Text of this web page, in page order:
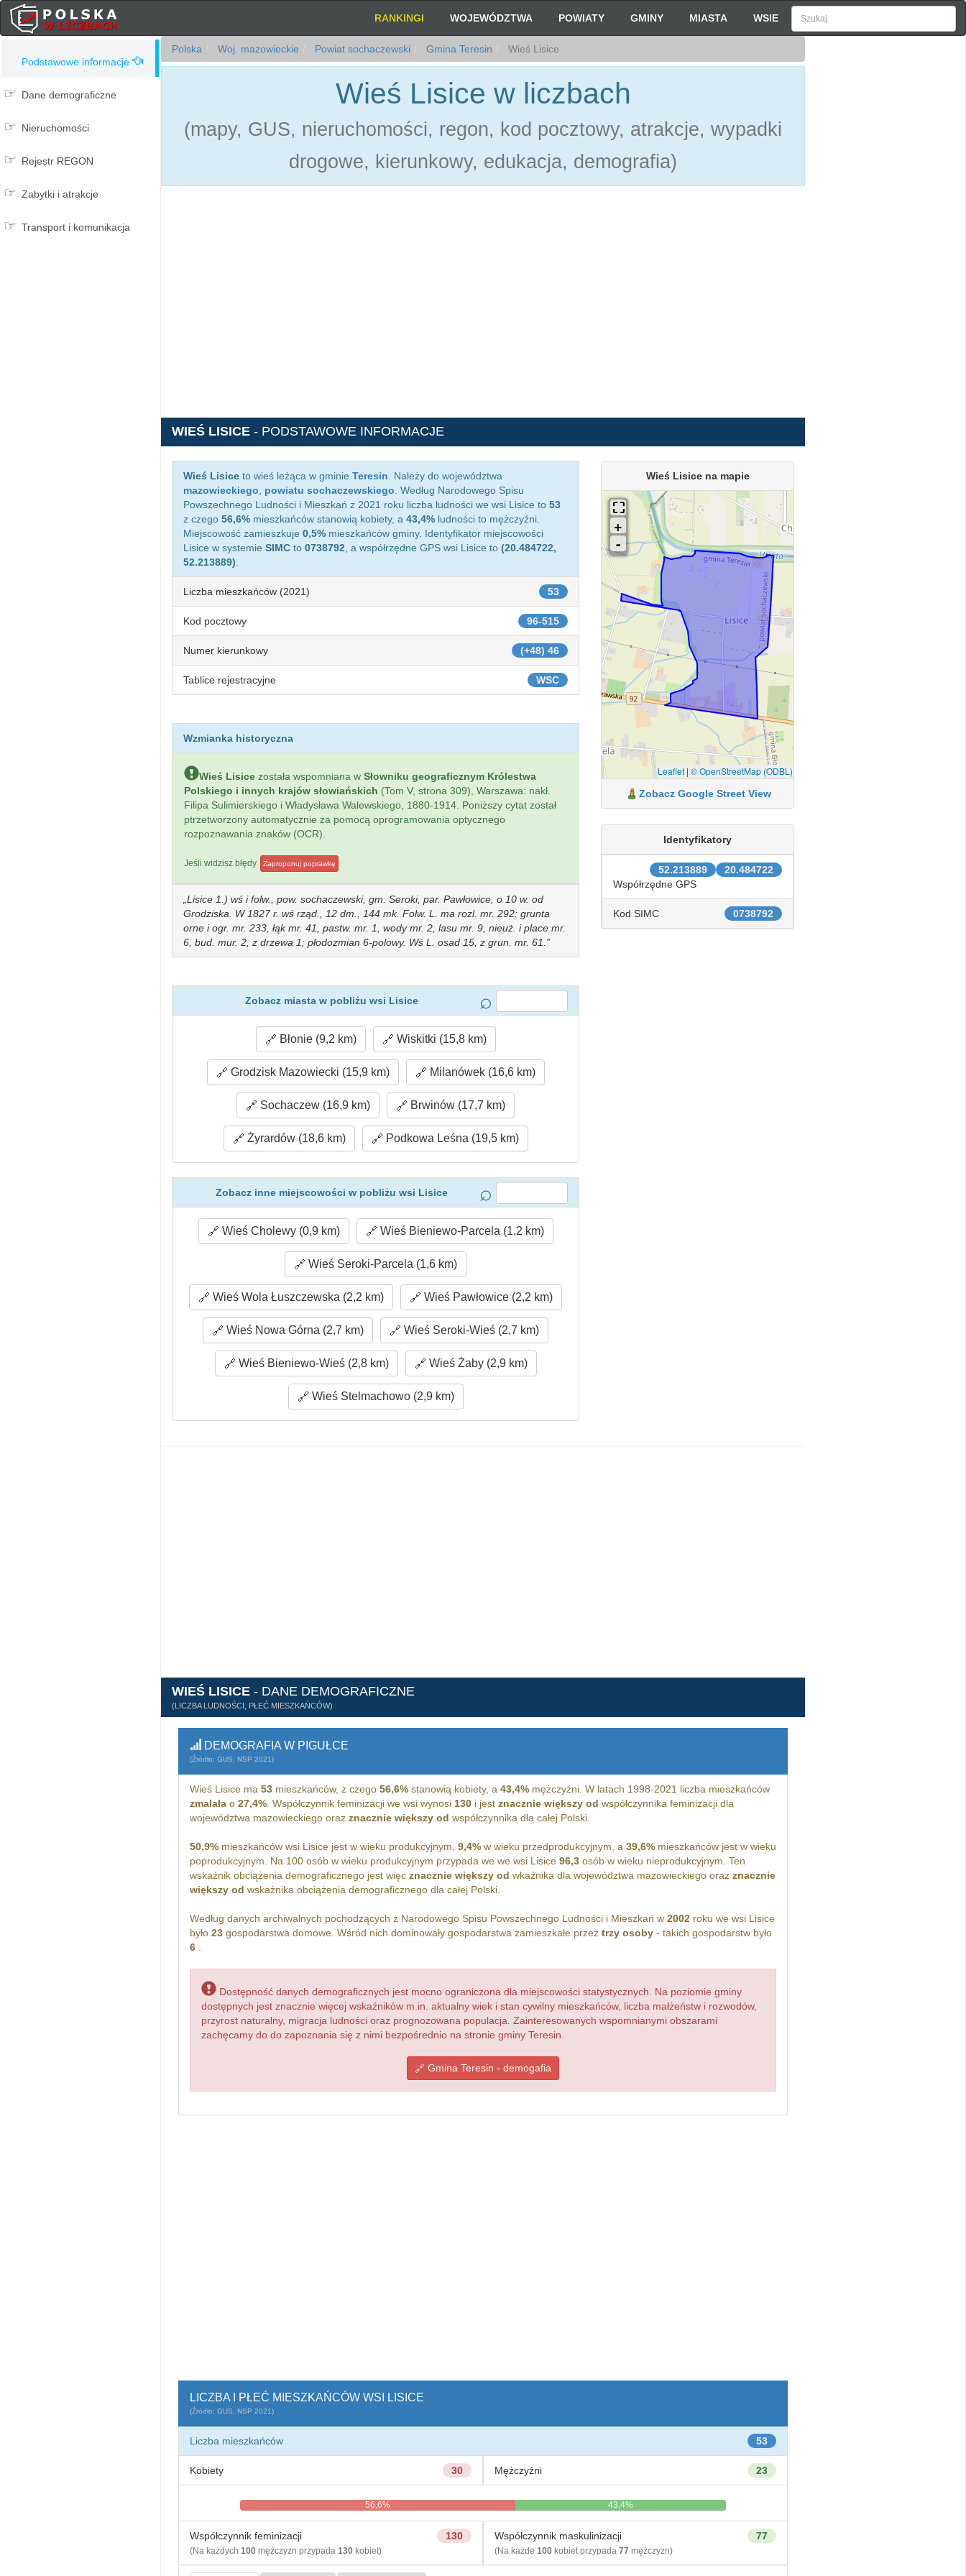
RANKINGI WOJEWÓDZTWA POWIATY GMINY MIASTA WSIE
Podstawowe informacje
Dane demograficzne
Nieruchomości
Rejestr REGON
Zabytki i atrakcje
Transport i komunikacja
Polska Woj. mazowieckie Powiat sochaczewski Gmina Teresin Wieś Lisice
Wieś Lisice w liczbach
(mapy, GUS, nieruchomości, regon, kod pocztowy, atrakcje, wypadki
drogowe, kierunkowy, edukacja, demografia)
WIEŚ LISICE - PODSTAWOWE INFORMACJE
Wieś Lisice to wieś leżąca w gminie Teresin . Należy do województwa
mazowieckiego
powiatu sochaczewskiego . Według Narodowego Spisu
Powszechnego Ludności i Mieszkań z 2021 roku liczba ludności we wsi Lisice to 53
z czego 56,6% mieszkańców stanowią kobiety, a 43,4% ludności to mężczyźni.
Miejscowość zamieszkuje 0,5% mieszkańców gminy. Identyfikator miejscowości
Lisice w systemie SIMC to 0738792 , a współrzędne GPS wsi Lisice to (20.484722,
52.213889)
53
Liczba mieszkańców (2021)
96-515
Kod pocztowy
(+48) 46
Numer kierunkowy
WSC
Tablice rejestracyjne
Wzmianka historyczna
Wieś Lisice została wspomniana w Słowniku geograficznym Królestwa
Polskiego i innych krajów słowiańskich (Tom V, strona 309), Warszawa: nakł.
Filipa Sulimierskiego i Władysława Walewskiego, 1880-1914. Poniższy cytat został
ptrzetworzony automatycznie za pomocą oprogramowania optycznego
rozpoznawania znaków (OCR).
Jeśli widzisz błędy Zaproponuj poprawkę
Lisice 1.) wś i folw., pow. sochaczewski, gm. Seroki, par. Pawłowice, o 10 w. od
Grodziska. W 1827 r. wś rząd., 12 dm., 144 mk. Folw. L. ma rozl. mr. 292: grunta
orne i ogr. mr. 233, łąk mr. 41, pastw. mr. 1, wody mr. 2, lasu mr. 9, nieuż. i place mr.
6, bud. mur. 2, z drzewa 1; płodozmian 6-polowy. Wś L. osad 15, z grun. mr. 61.
Zobacz miasta w pobliżu wsi Lisice
Błonie (9,2 km) Wiskitki (15,8 km)
Grodzisk Mazowiecki (15,9 km) Milanówek (16,6 km)
Sochaczew (16,9 km) Brwinów (17,7 km)
Żyrardów (18,6 km) Podkowa Leśna (19,5 km)
Zobacz inne miejscowości w pobliżu wsi Lisice
Wieś Cholewy (0,9 km) Wieś Bieniewo-Parcela (1,2 km)
Wieś Seroki-Parcela (1,6 km)
Wieś Wola Łuszczewska (2,2 km) Wieś Pawłowice (2,2 km)
Wieś Nowa Górna (2,7 km) Wieś Seroki-Wieś (2,7 km)
Wieś Bieniewo-Wieś (2,8 km) Wieś Żaby (2,9 km)
Wieś Stelmachowo (2,9 km)
Wieś Lisice na mapie
Leaflet| © OpenStreetMap (ODBL)
Zobacz Google Street View
Identyfikatory
20.484722
52.213889
Współrzędne GPS
0738792
Kod SIMC
WIEŚ LISICE - DANE DEMOGRAFICZNE
(LICZBA LUDNOŚCI, PŁEĆ MIESZKAŃCÓW)
DEMOGRAFIA W PIGUŁCE
(Źródło: GUS, NSP 2021)
Wieś Lisice ma 53mieszkańców, z czego 56,6%stanowią kobiety, a 43,4%mężczyźni. W latach 1998-2021 liczba mieszkańców
zmalałao 27,4%. Współczynnik feminizacji we wsi wynosi 130i jest znacznie większy od współczynnika feminizacji dla
województwa mazowieckiego oraz znacznie większy od współczynnika dla całej Polski.
50,9%mieszkańców wsi Lisice jest w wieku produkcyjnym, 9,4%w wieku przedprodukcyjnym, a 39,6%mieszkańców jest w wieku
poprodukcyjnym. Na 100 osób w wieku produkcyjnym przypada we we wsi Lisice 96,3osób w wieku nieprodukcyjnym. Ten
wskaźnik obciążenia demograficznego jest więc znacznie większy od wkażnika dla województwa mazowieckiego oraz znacznie
większy od wskażnika obciążenia demograficznego dla całej Polski.
Według danych archiwalnych pochodzących z Narodowego Spisu Powszechnego Ludności i Mieszkań w 2002roku we wsi Lisice
było 23gospodarstwa domowe. Wśród nich dominowały gospodarstwa zamieszkałe przez trzy osoby- takich gospodarstw było
6.
Dostępność danych demograficznych jest mocno ograniczona dla miejscowości statystycznych. Na poziomie gminy
dostępnych jest znacznie więcej wskaźników m.in. aktualny wiek i stan cywilny mieszkańców, liczba małżeństw i rozwodów,
przyrost naturalny, migracja ludności oraz prognozowana populacja. Zainteresowanych wspomnianymi obszarami
zachęcamy do do zapoznania się z nimi bezpośrednio na stronie gminy Teresin.
Gmina Teresin - demogafia
LICZBA I PŁEĆ MIESZKAŃCÓW WSI LISICE
(Źródło: GUS, NSP 2021)
53
Liczba mieszkańców
30
Kobiety 23
Mężczyźni
56,6% 43,4%
130
Współczynnik feminizacji
(Na każdych 100mężczyzn przypada 130kobiet)
77
Współczynnik maskulinizacji
(Na każde 100kobiet przypada 77 mężczyzn)